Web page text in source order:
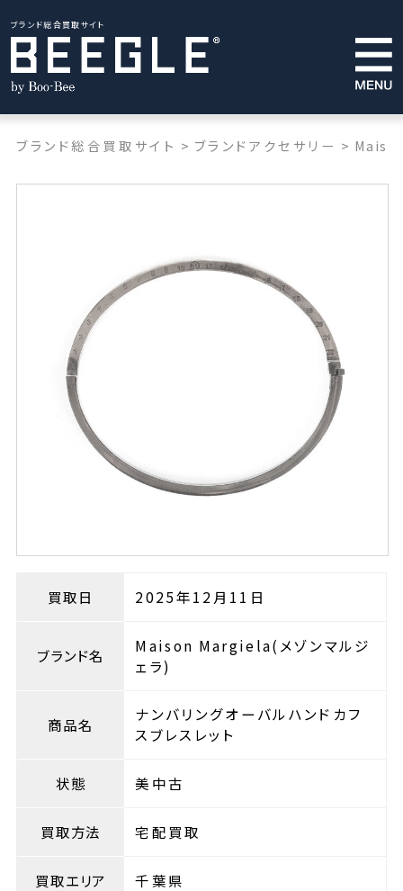
ブランド総合買取サイト
ブランド総合買取サイト > ブランドアクセサリー >
買取日 2025年12月11日
ブランド名
Maison Margiela(メゾンマルジ
ェラ)
商品名
ナンバリングオーバルハンドカフ
スブレスレット
状態 美中古
買取方法 宅配買取
買取エリア 千葉県